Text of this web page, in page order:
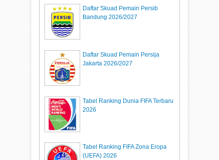
Daftar Skuad Pemain Persib
Bandung 2026/2027
Daftar Skuad Pemain Persija
Jakarta 2026/2027
Tabel Ranking Dunia FIFA Terbaru
2026
Tabel Ranking FIFA Zona Eropa
(UEFA) 2026